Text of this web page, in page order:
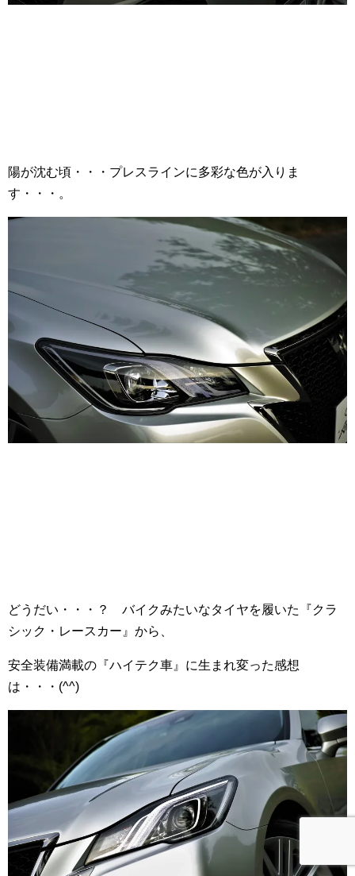
陽が沈む頃・・・プレスラインに多彩な色が入りま
す・・・。
どうだい・・・？ バイクみたいなタイヤを履いた『クラ
シック・レースカー』から、
安全装備満載の『ハイテク車』に生まれ変った感想
は・・・(^^)